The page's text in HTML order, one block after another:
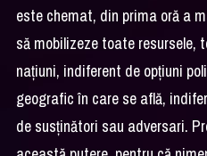
este chemat, din prima oră a
să mobilizeze toate resursele,
naţiuni, indiferent de opţiuni
geografic în care se află,
de susţinători sau adversari.